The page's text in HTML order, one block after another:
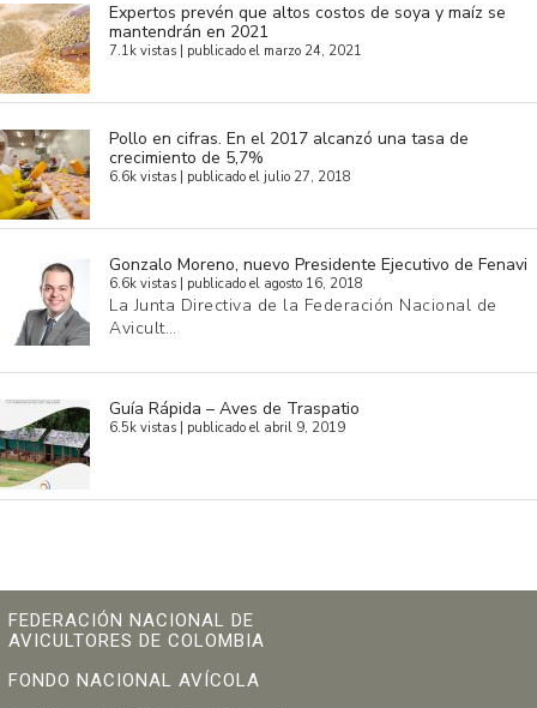
Expertos prevén que altos costos de soya y maíz se
mantendrán en 2021
7.1k vistas publicado el marzo 24, 2021
Pollo en cifras. En el 2017 alcanzó una tasa de
crecimiento de 5,7%
6.6k vistas publicado el julio 27, 2018
Gonzalo Moreno, nuevo Presidente Ejecutivo de Fenavi
6.6k vistas publicado el agosto 16, 2018
La Junta Directiva de la Federación Nacional de
Avicult…
Guía Rápida – Aves de Traspatio
6.5k vistas publicado el abril 9, 2019
FEDERACIÓN NACIONAL DE
AVICULTORES DE COLOMBIA
FONDO NACIONAL AVÍCOLA